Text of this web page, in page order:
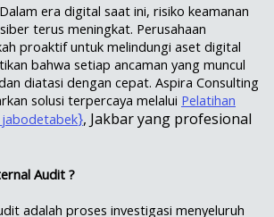
era digital saat ini, risiko keamanan
terus meningkat. Perusahaan
proaktif untuk melindungi aset digital
bahwa setiap ancaman yang muncul
diatasi dengan cepat. Aspira Consulting
solusi terpercaya melalui Pelatihan
}, Jakbar yang profesional
Audit ?
adalah proses investigasi menyeluruh